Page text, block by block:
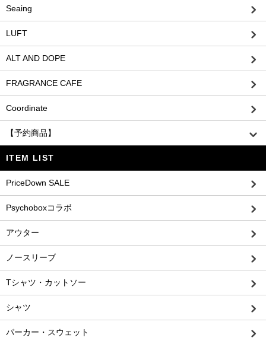
Seaing
LUFT
ALT AND DOPE
FRAGRANCE CAFE
Coordinate
【予約商品】
ITEM LIST
PriceDown SALE
Psychoboxコラボ
アウター
ノースリーブ
Tシャツ・カットソー
シャツ
パーカー・スウェット